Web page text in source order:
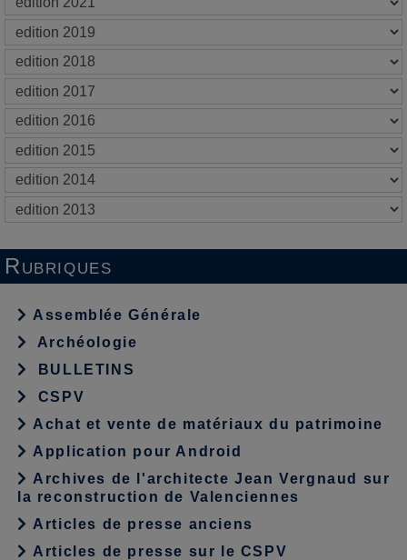
Rubriques
Assemblée Générale
Archéologie
BULLETINS
CSPV
Achat et vente de matériaux du patrimoine
Application pour Android
Archives de l'architecte Jean Vergnaud sur
la reconstruction de Valenciennes
Articles de presse anciens
Articles de presse sur le CSPV